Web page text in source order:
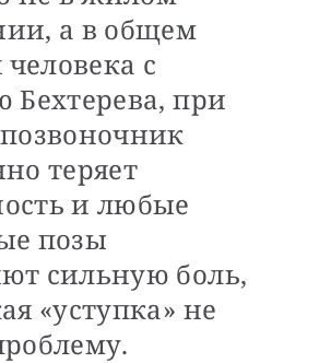
а в общем
человека с
Бехтерева, при
теряет
и любые
позы
сильную боль,
«уступка» не